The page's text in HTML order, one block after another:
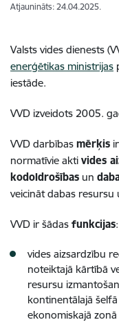
Atjaunināts: 24.04.2025.
Valsts vides dienests
enerģētikas ministrijas
iestāde.
VVD izveidots 2005.
VVD darbības mērķis
normatīvie akti vides
kodoldrošības un
veicināt dabas
VVD ir šādas funkcijas:
vides aizsardzību
noteiktajā kārtībā
resursu
kontinentālajā
ekonomiskajā zonā